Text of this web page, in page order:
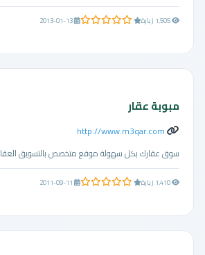
0.0 من 5 نجوم 2013-01-13
مبوبة عقار
http://www.m3qar.com
سوق عقارك بكل سهولة موقع متخصص بالتسويق العقاري
0.0 من 5 نجوم 2011-09-11